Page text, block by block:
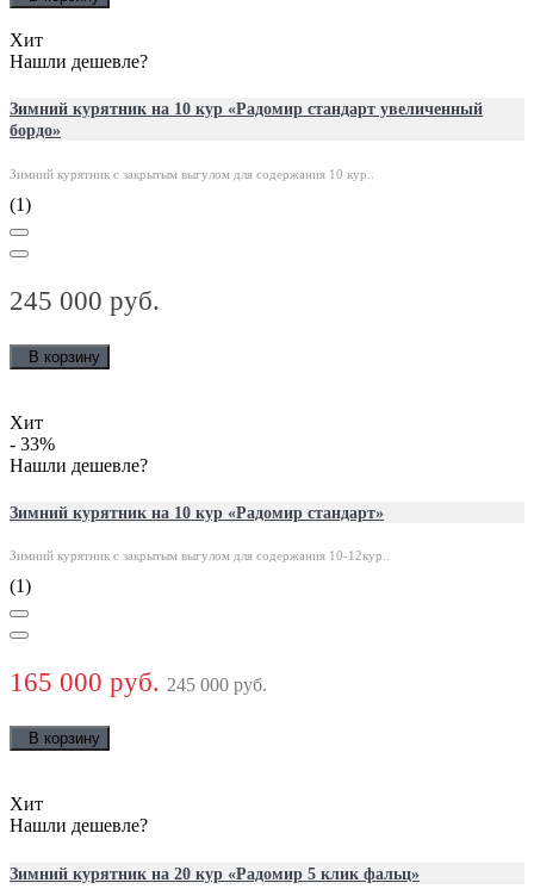
Хит
Нашли дешевле?
Зимний курятник на 10 кур «Радомир стандарт увеличенный
бордо»
Зимний курятник с закрытым выгулом для содержания 10 кур..
(1)
245 000 руб.
В корзину
Хит
- 33%
Нашли дешевле?
Зимний курятник на 10 кур «Радомир стандарт»
Зимний курятник с закрытым выгулом для содержания 10-12кур..
(1)
165 000 руб. 245 000 руб.
В корзину
Хит
Нашли дешевле?
Зимний курятник на 20 кур «Радомир 5 клик фальц»